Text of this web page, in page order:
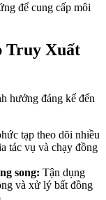
để cung cấp môi
Truy Xuất
hưởng đáng kể đến
tạp theo dõi nhiều
tác vụ và chạy đồng
song: Tận dụng
và xử lý bất đồng